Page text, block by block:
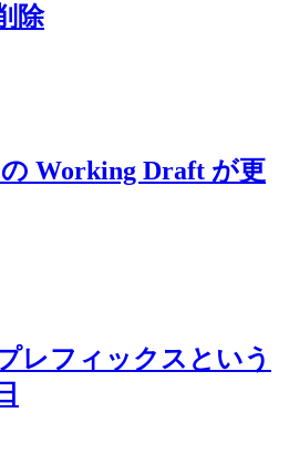
除
の Working Draft が更
レフィックスという